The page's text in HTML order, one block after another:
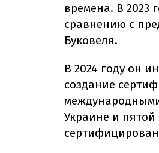
времена. В 2023
сравнению с
Буковеля.
В 2024 году он
создание
международными
Украине и пятой